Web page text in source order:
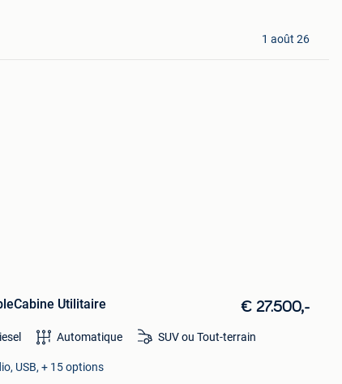
1 août 26
Utilitaire € 27.500,-
Automatique SUV ou Tout-terrain
USB, + 15 options